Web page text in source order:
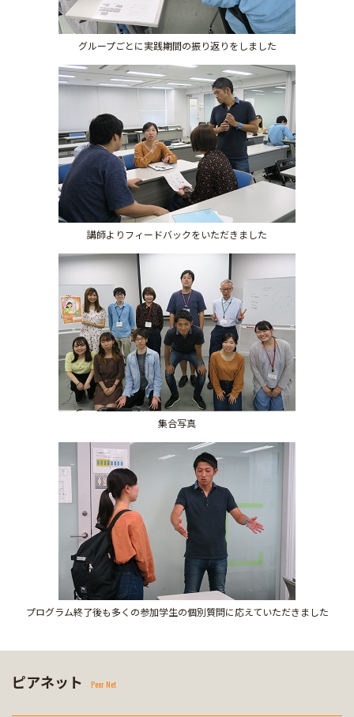
グループごとに実践期間の振り返りをしました
講師よりフィードバックをいただきました
集合写真
プログラム終了後も多くの参加学生の個別質問に応えていただきました
ピアネット Peer Net